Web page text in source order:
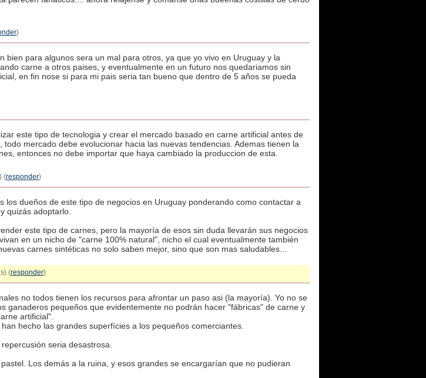
)
para algunos sera un mal para otros, ya que yo vivo en Uruguay y la
carne a otros paises, y eventualmente en un futuro nos quedariamos sin
en fin nose si para mi pais seria tan bueno que dentro de 5 años se pueda
este tipo de tecnologia y crear el mercado basado en carne artificial antes de
mercado debe evolucionar hacia las nuevas tendencias. Ademas tienen la
entonces no debe importar que haya cambiado la produccion de esta.
(responder)
los dueños de este tipo de negocios en Uruguay ponderando como contactar a
quizás adoptarlo.
este tipo de carnes, pero la mayoría de esos sin duda llevarán sus negocios
en un nicho de "carne 100% natural", nicho el cual eventualmente también
carnes sintéticas no solo saben mejor, sino que son mas saludables...
(responder)
no todos tienen los recursos para afrontar un paso asi (la mayoría). Yo no se
ganaderos pequeños que evidentemente no podrán hacer "fábricas" de carne y
artificial".
hecho las grandes superfícies a los pequeños comerciantes.
seria desastrosa.
Los demás a la ruina, y esos grandes se encargarían que no pudieran